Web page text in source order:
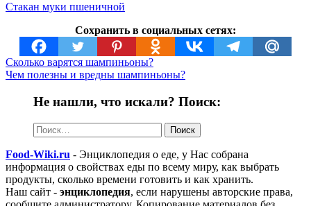
Стакан муки пшеничной
Сохранить в социальных сетях:
Сколько варятся шампиньоны?
Чем полезны и вредны шампиньоны?
Не нашли, что искали? Поиск:
Найти:
Food-Wiki.ru - Энциклопедия о еде, у Нас собрана
информация о свойствах еды по всему миру, как выбрать
продукты, сколько времени готовить и как хранить.
Наш сайт - энциклопедия, если нарушены авторские права,